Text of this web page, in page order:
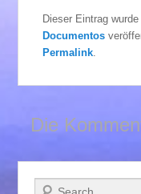
Dieser Eintrag
Documentos
Permalink
Die
Suchen